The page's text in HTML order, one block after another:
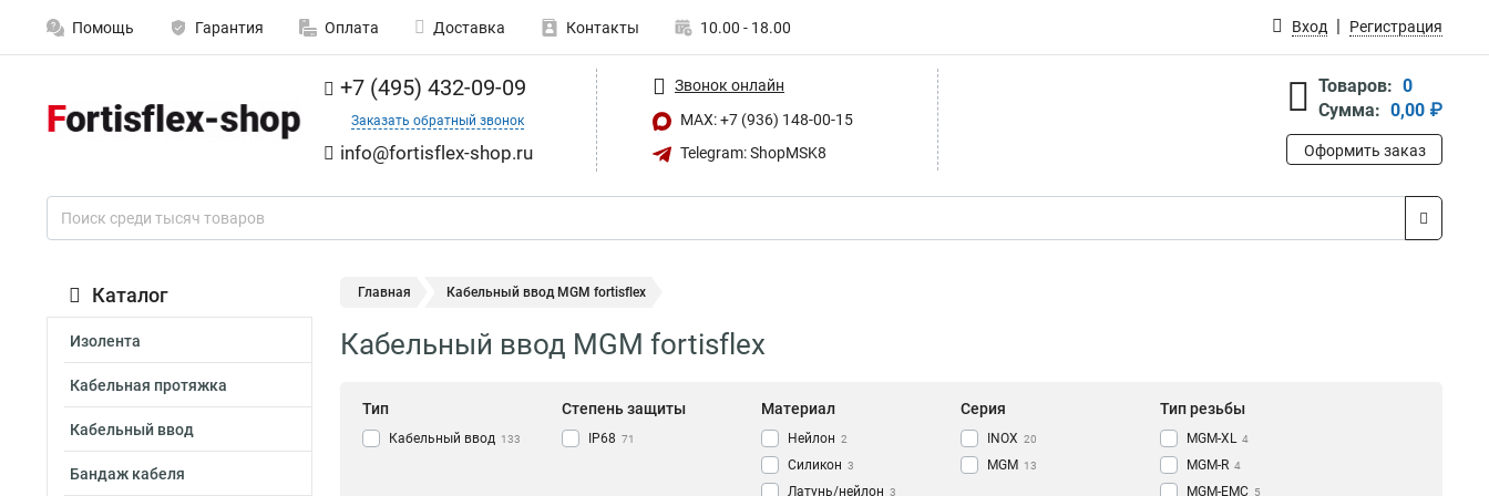
Помощь Гарантия Оплата Доставка Контакты 10.00 - 18.00 Вход Регистрация
+7 (495) 432-09-09
Заказать обратный звонок
info@fortisflex-shop.ru
Звонок онлайн
MAX: +7 (936) 148-00-15
Telegram: ShopMSK8
Товаров: 0
Сумма: 0,00 ₽
Оформить заказ
Каталог
Изолента
Кабельная протяжка
Кабельный ввод
Бандаж кабеля
Главная Кабельный ввод MGM fortisflex
Кабельный ввод MGM fortisflex
Тип
Кабельный ввод 133
Степень защиты
IP68 71
Материал
Нейлон 2
Силикон 3
Латунь/нейлон 3
Серия
INOX 20
MGM 13
Тип резьбы
МGM-XL 4
MGM-R 4
MGM-EMC 5